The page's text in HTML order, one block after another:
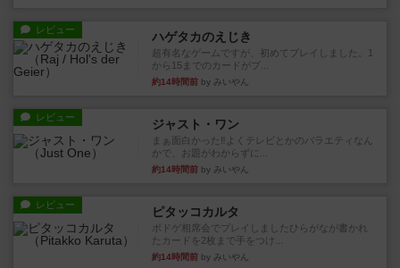
レビュー ハゲタカのえじき
超有名なゲームですが、初めてプレイしました。1
から15までのカードがプ...
約14時間前 by みいやん
レビュー ジャスト・ワン
まぁ面白かった‼️よくテレビとかのバラエティなん
かで、お題がわからずに...
約14時間前 by みいやん
レビュー ピタッコカルタ
ボドゲ相席会でプレイしましたひらがなが書かれ
たカードを2枚まで手をつけ...
約14時間前 by みいやん